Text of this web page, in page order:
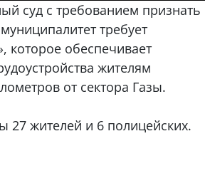
суд с требованием признать
требует
которое обеспечивает
жителям
от сектора Газы.
27 жителей и 6 полицейских.